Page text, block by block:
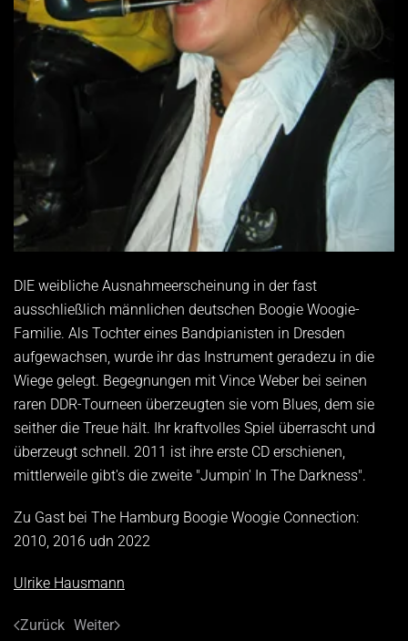
DIE weibliche Ausnahmeerscheinung in der fast
ausschließlich männlichen deutschen Boogie Woogie-
Familie. Als Tochter eines Bandpianisten in Dresden
aufgewachsen, wurde ihr das Instrument geradezu in die
Wiege gelegt. Begegnungen mit Vince Weber bei seinen
raren DDR-Tourneen überzeugten sie vom Blues, dem sie
seither die Treue hält. Ihr kraftvolles Spiel überrascht und
überzeugt schnell. 2011 ist ihre erste CD erschienen,
mittlerweile gibt's die zweite "Jumpin' In The Darkness".
Zu Gast bei The Hamburg Boogie Woogie Connection:
2010, 2016 udn 2022
Ulrike Hausmann
Zurück Weiter